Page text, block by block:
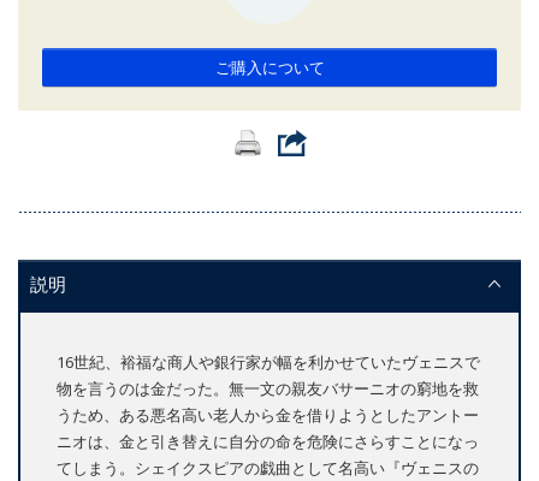
ご購入について
説明
16世紀、裕福な商人や銀行家が幅を利かせていたヴェニスで
物を言うのは金だった。無一文の親友バサーニオの窮地を救
うため、ある悪名高い老人から金を借りようとしたアントー
ニオは、金と引き替えに自分の命を危険にさらすことになっ
てしまう。シェイクスピアの戯曲として名高い『ヴェニスの